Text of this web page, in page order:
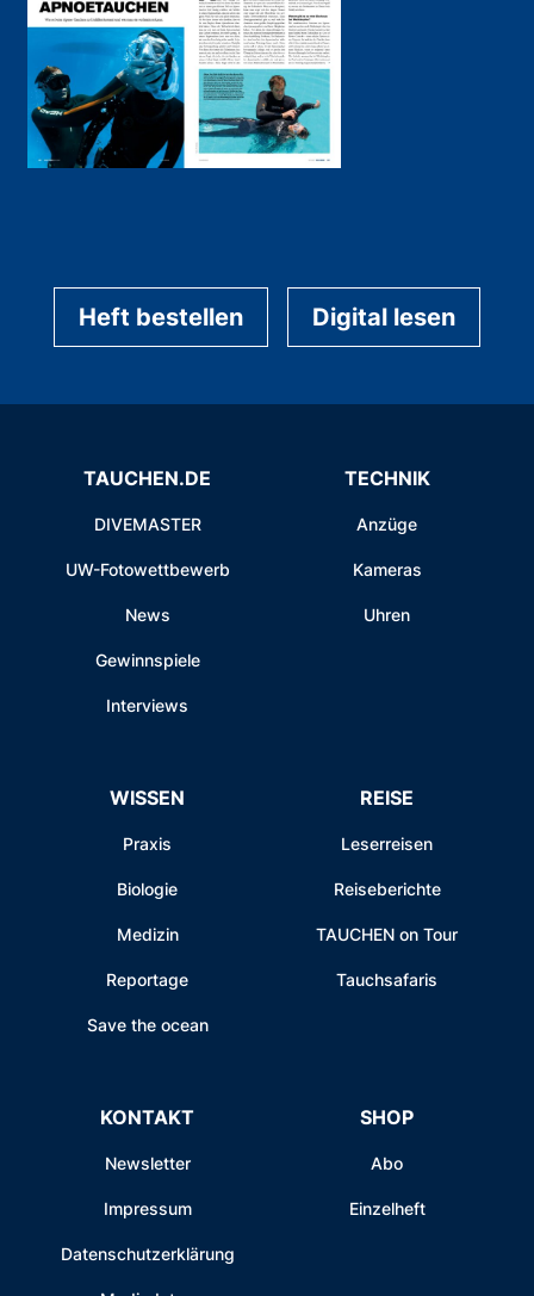
Heft bestellen Digital lesen
TAUCHEN.DE
DIVEMASTER
UW-Fotowettbewerb
News
Gewinnspiele
Interviews
TECHNIK
Anzüge
Kameras
Uhren
WISSEN
Praxis
Biologie
Medizin
Reportage
Save the ocean
REISE
Leserreisen
Reiseberichte
TAUCHEN on Tour
Tauchsafaris
KONTAKT
Newsletter
Impressum
Datenschutzerklärung
SHOP
Abo
Einzelheft